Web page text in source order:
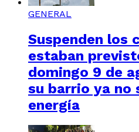
GENERAL
Suspenden los
estaban
domingo 9 de
su barrio ya no
energía